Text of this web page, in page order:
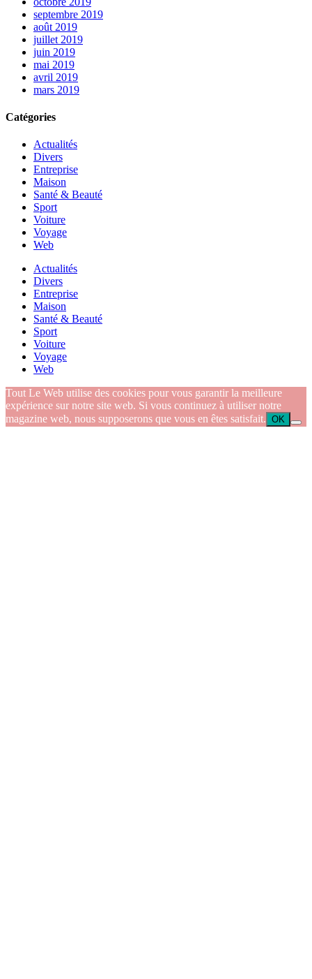
septembre 2019
août 2019
juillet 2019
juin 2019
mai 2019
avril 2019
mars 2019
Catégories
Actualités
Divers
Entreprise
Maison
Santé & Beauté
Sport
Voiture
Voyage
Web
Actualités
Divers
Entreprise
Maison
Santé & Beauté
Sport
Voiture
Voyage
Web
Tout Le Web utilise des cookies pour vous garantir la meilleure
expérience sur notre site web. Si vous continuez à utiliser notre
magazine web, nous supposerons que vous en êtes satisfait. OK